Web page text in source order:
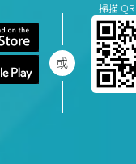
掃描